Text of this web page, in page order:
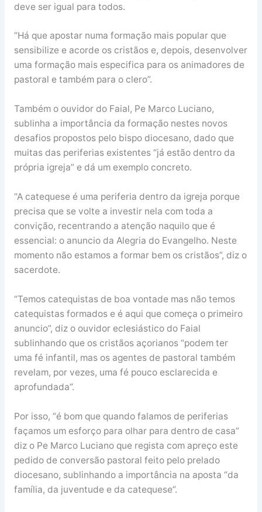
deve ser igual para todos.
“Há que apostar numa formação mais popular que
sensibilize e acorde os cristãos e, depois, desenvolver
uma formação mais especifica para os animadores de
pastoral e também para o clero”.
Também o ouvidor do Faial, Pe Marco Luciano,
sublinha a importância da formação nestes novos
desafios propostos pelo bispo diocesano, dado que
muitas das periferias existentes “já estão dentro da
própria igreja” e dá um exemplo concreto.
“A catequese é uma periferia dentro da igreja porque
precisa que se volte a investir nela com toda a
convição, recentrando a atenção naquilo que é
essencial: o anuncio da Alegria do Evangelho. Neste
momento não estamos a formar bem os cristãos”, diz o
sacerdote.
“Temos catequistas de boa vontade mas não temos
catequistas formados e é aqui que começa o primeiro
anuncio”, diz o ouvidor eclesiástico do Faial
sublinhando que os cristãos açorianos “podem ter
uma fé infantil, mas os agentes de pastoral também
revelam, por vezes, uma fé pouco esclarecida e
aprofundada”.
Por isso, “é bom que quando falamos de periferias
façamos um esforço para olhar para dentro de casa”
diz o Pe Marco Luciano que regista com apreço este
pedido de conversão pastoral feito pelo prelado
diocesano, sublinhando a importância na aposta “da
família, da juventude e da catequese”.